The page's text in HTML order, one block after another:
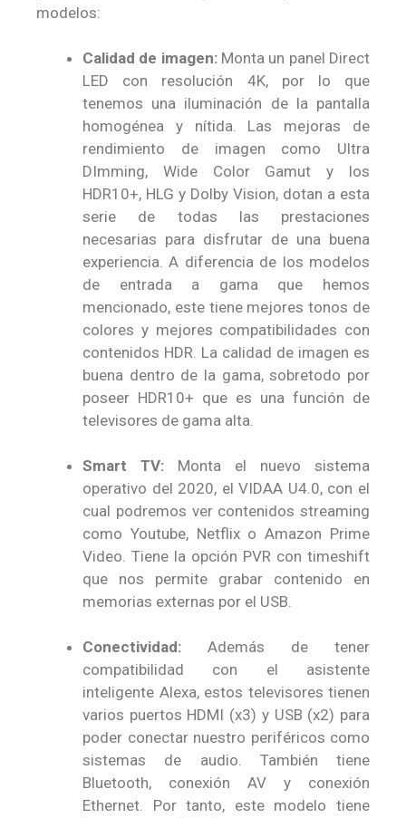
modelos:
Calidad de imagen: Monta un panel Direct
LED con resolución 4K, por lo que
tenemos una iluminación de la pantalla
homogénea y nítida. Las mejoras de
rendimiento de imagen como Ultra
DImming, Wide Color Gamut y los
HDR10+, HLG y Dolby Vision, dotan a esta
serie de todas las prestaciones
necesarias para disfrutar de una buena
experiencia. A diferencia de los modelos
de entrada a gama que hemos
mencionado, este tiene mejores tonos de
colores y mejores compatibilidades con
contenidos HDR. La calidad de imagen es
buena dentro de la gama, sobretodo por
poseer HDR10+ que es una función de
televisores de gama alta.
Smart TV: Monta el nuevo sistema
operativo del 2020, el VIDAA U4.0, con el
cual podremos ver contenidos streaming
como Youtube, Netflix o Amazon Prime
Video. Tiene la opción PVR con timeshift
que nos permite grabar contenido en
memorias externas por el USB.
Conectividad: Además de tener
compatibilidad con el asistente
inteligente Alexa, estos televisores tienen
varios puertos HDMI (x3) y USB (x2) para
poder conectar nuestro periféricos como
sistemas de audio. También tiene
Bluetooth, conexión AV y conexión
Ethernet. Por tanto, este modelo tiene